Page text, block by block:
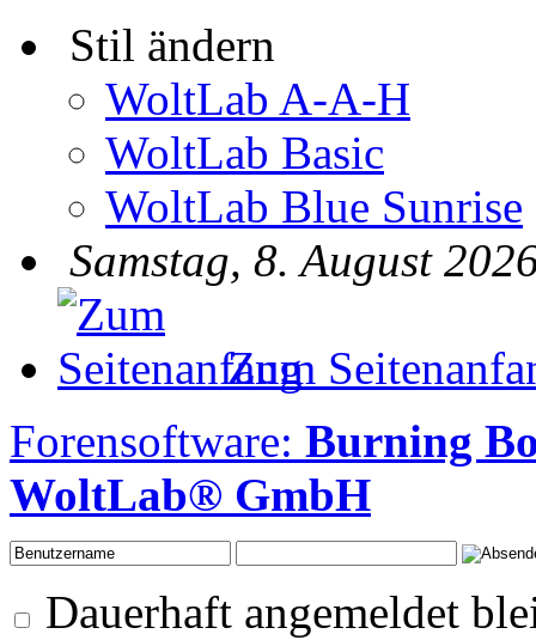
Stil ändern
WoltLab A-A-H
WoltLab Basic
WoltLab Blue Sunrise
Samstag, 8. August
Zum
Forensoftware: Burning
WoltLab® GmbH
Dauerhaft angemeldet